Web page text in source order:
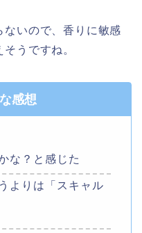
ないので、香りに敏感
うですね。
感想
な？と感じた
よりは「スキャル